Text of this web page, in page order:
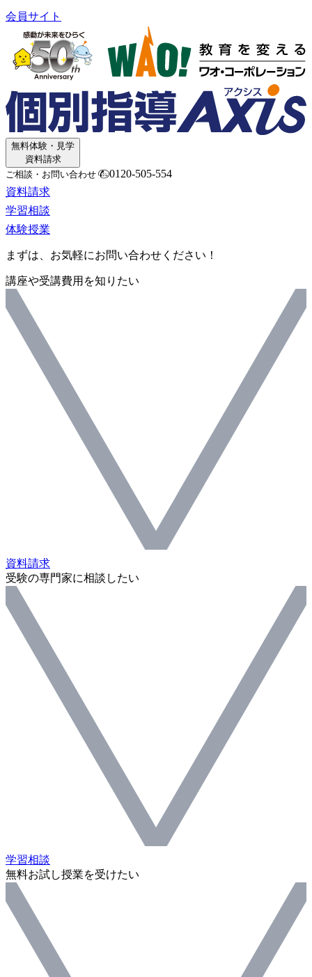
会員サイト
無料体験・見学
資料請求
ご相談・お問い合わせ
0120-505-554
資料請求
学習相談
体験授業
まずは、お気軽にお問い合わせください！
講座や受講費用を知りたい
資料請求
受験の専門家に相談したい
学習相談
無料お試し授業を受けたい